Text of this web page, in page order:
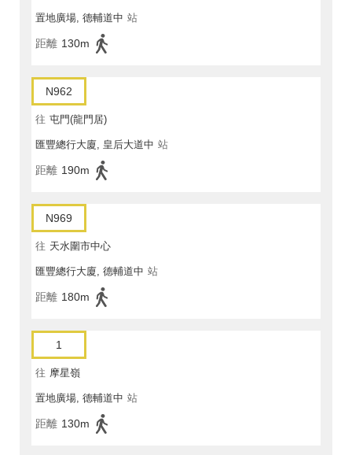
置地廣場, 德輔道中 站
距離 130m
N962
往 屯門(龍門居)
匯豐總行大廈, 皇后大道中 站
距離 190m
N969
往 天水圍市中心
匯豐總行大廈, 德輔道中 站
距離 180m
1
往 摩星嶺
置地廣場, 德輔道中 站
距離 130m